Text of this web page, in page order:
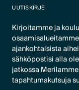
UUTISKIRJE
Kirjoitamme ja
ajankohtaisista
sähköpostisi alla
jatkossa
tapahtumakutsuja